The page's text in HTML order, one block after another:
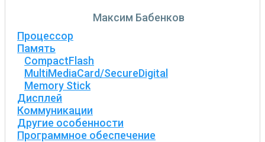
Максим Бабенков
Процессор
Память
CompactFlash
MultiMediaCard/SecureDigital
Memory Stick
Дисплей
Коммуникации
Другие особенности
Программное обеспечение